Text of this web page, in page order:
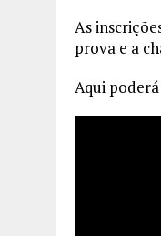
As
prova e a
Aqui